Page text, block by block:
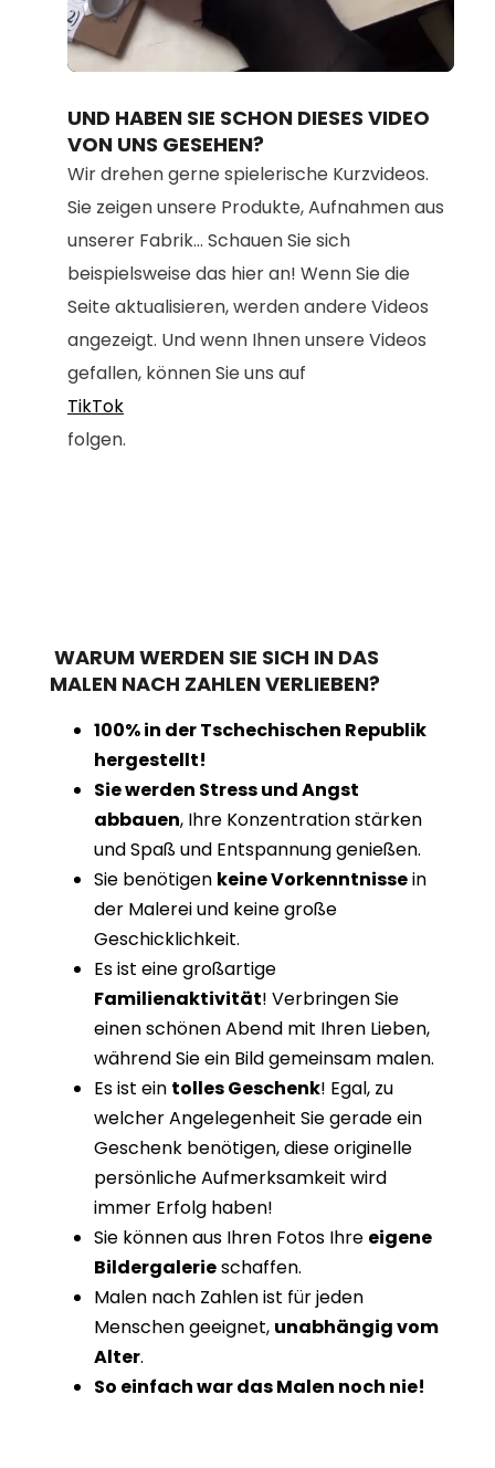
Loaded
100.00%
UND HABEN SIE SCHON DIESES VIDEO
VON UNS GESEHEN?
Wir drehen gerne spielerische Kurzvideos.
Sie zeigen unsere Produkte, Aufnahmen aus
unserer Fabrik... Schauen Sie sich
beispielsweise das hier an! Wenn Sie die
Seite aktualisieren, werden andere Videos
angezeigt. Und wenn Ihnen unsere Videos
gefallen, können Sie uns auf
TikTok
folgen.
WARUM WERDEN SIE SICH IN DAS
MALEN NACH ZAHLEN VERLIEBEN?
100% in der Tschechischen Republik
hergestellt!
Sie werden Stress und Angst
abbauen, Ihre Konzentration stärken
und Spaß und Entspannung genießen.
Sie benötigen keine Vorkenntnissein
der Malerei und keine große
Geschicklichkeit.
Es ist eine großartige
Familienaktivität! Verbringen Sie
einen schönen Abend mit Ihren Lieben,
während Sie ein Bild gemeinsam malen.
Es ist ein tolles Geschenk! Egal, zu
welcher Angelegenheit Sie gerade ein
Geschenk benötigen, diese originelle
persönliche Aufmerksamkeit wird
immer Erfolg haben!
Sie können aus Ihren Fotos Ihre eigene
Bildergalerieschaffen.
Malen nach Zahlen ist für jeden
Menschen geeignet, unabhängig vom
Alter.
So einfach war das Malen noch nie!